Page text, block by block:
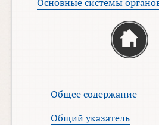
Общее содержание
Общий указатель